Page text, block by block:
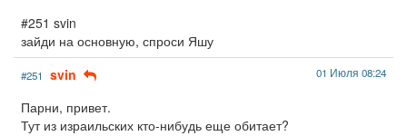
#251 svin
зайди на основную, спроси Яшу
#251 svin 01 Июля 08:24
Парни, привет.
Тут из израильских кто-нибудь еще обитает?